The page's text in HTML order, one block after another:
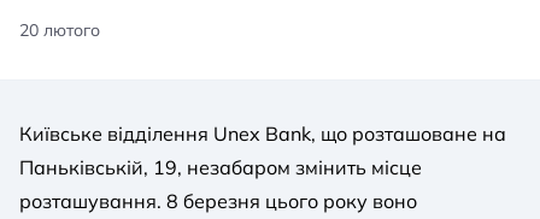
20 лютого
Київське відділення Unex Bank, що розташоване на
Паньківській, 19, незабаром змінить місце
розташування. 8 березня цього року воно